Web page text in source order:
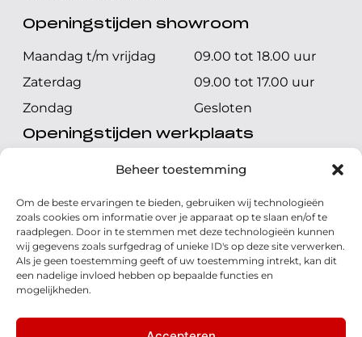
Beheer toestemming
Om de beste ervaringen te bieden, gebruiken wij technologieën
zoals cookies om informatie over je apparaat op te slaan en/of te
raadplegen. Door in te stemmen met deze technologieën kunnen
wij gegevens zoals surfgedrag of unieke ID's op deze site verwerken.
Als je geen toestemming geeft of uw toestemming intrekt, kan dit
een nadelige invloed hebben op bepaalde functies en
mogelijkheden.
Openingstijden showroom
Maandag t/m vrijdag
09.00 tot 18.00 uur
Zaterdag
09.00 tot 17.00 uur
Zondag
Gesloten
Openingstijden werkplaats
Maandag t/m vrijdag
08.00 tot 17.00 uur
Zondag
Gesloten
Volg ons